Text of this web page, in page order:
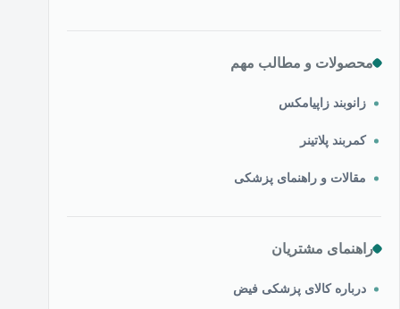
محصولات و مطالب مهم
زانوبند زاپیامکس
کمربند پلاتینر
مقالات و راهنمای پزشکی
راهنمای مشتریان
درباره کالای پزشکی فیض